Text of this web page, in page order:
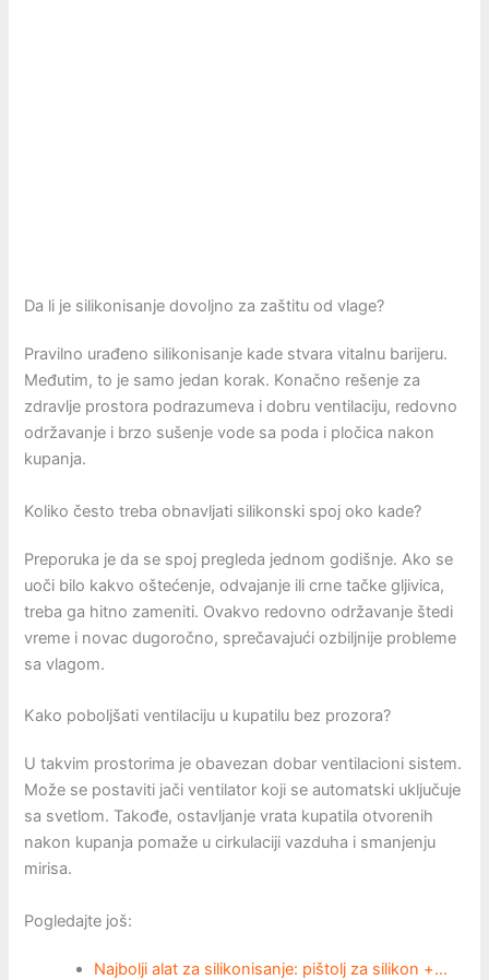
Da li je silikonisanje dovoljno za zaštitu od vlage?
Pravilno urađeno silikonisanje kade stvara vitalnu barijeru.
Međutim, to je samo jedan korak. Konačno rešenje za
zdravlje prostora podrazumeva i dobru ventilaciju, redovno
održavanje i brzo sušenje vode sa poda i pločica nakon
kupanja.
Koliko često treba obnavljati silikonski spoj oko kade?
Preporuka je da se spoj pregleda jednom godišnje. Ako se
uoči bilo kakvo oštećenje, odvajanje ili crne tačke gljivica,
treba ga hitno zameniti. Ovakvo redovno održavanje štedi
vreme i novac dugoročno, sprečavajući ozbiljnije probleme
sa vlagom.
Kako poboljšati ventilaciju u kupatilu bez prozora?
U takvim prostorima je obavezan dobar ventilacioni sistem.
Može se postaviti jači ventilator koji se automatski uključuje
sa svetlom. Takođe, ostavljanje vrata kupatila otvorenih
nakon kupanja pomaže u cirkulaciji vazduha i smanjenju
mirisa.
Pogledajte još:
Najbolji alat za silikonisanje: pištolj za silikon +…